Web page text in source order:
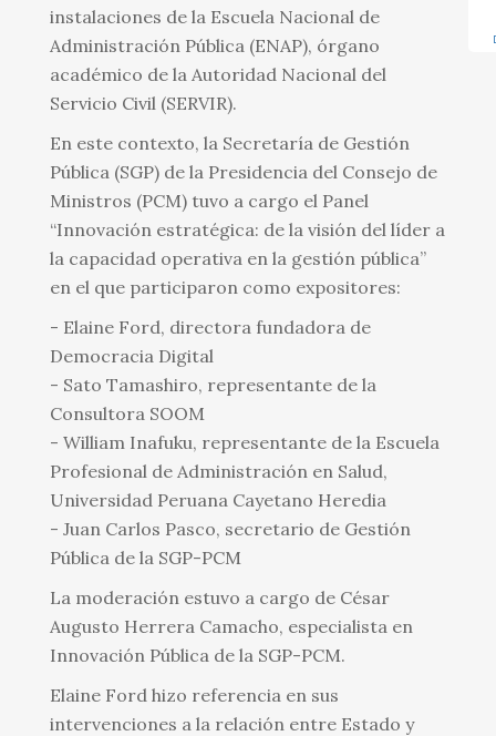
instalaciones de la Escuela Nacional de
Administración Pública (ENAP), órgano
académico de la Autoridad Nacional del
Servicio Civil (SERVIR).
En este contexto, la Secretaría de Gestión
Pública (SGP) de la Presidencia del Consejo de
Ministros (PCM) tuvo a cargo el Panel
“Innovación estratégica: de la visión del líder a
la capacidad operativa en la gestión pública”
en el que participaron como expositores:
- Elaine Ford, directora fundadora de
Democracia Digital
- Sato Tamashiro, representante de la
Consultora SOOM
- William Inafuku, representante de la Escuela
Profesional de Administración en Salud,
Universidad Peruana Cayetano Heredia
- Juan Carlos Pasco, secretario de Gestión
Pública de la SGP-PCM
La moderación estuvo a cargo de César
Augusto Herrera Camacho, especialista en
Innovación Pública de la SGP-PCM.
Elaine Ford hizo referencia en sus
intervenciones a la relación entre Estado y